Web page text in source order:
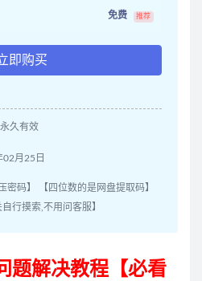
免费 推荐
即购买
久有效
02月25日
密码】 【四位数的是网盘提取码】
行摸索,不用问客服】
题解决教程【必看